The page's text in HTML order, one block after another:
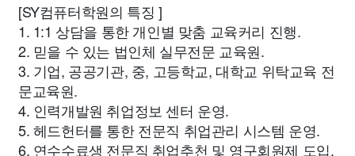
[SY컴퓨터학원의 특징 ]
1. 1:1 상담을 통한 개인별 맞춤 교육커리 진행.
2. 믿을 수 있는 법인체 실무전문 교육원.
3. 기업, 공공기관, 중, 고등학교, 대학교 위탁교육 전
문교육원.
4. 인력개발원 취업정보 센터 운영.
5. 헤드헌터를 통한 전문직 취업관리 시스템 운영.
6. 연수수료생 전문직 취업추천 및 영구회원제 도입.